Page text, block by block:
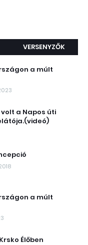
VERSENYZŐK
a múlt
a Napos úti
a múlt
Élőben